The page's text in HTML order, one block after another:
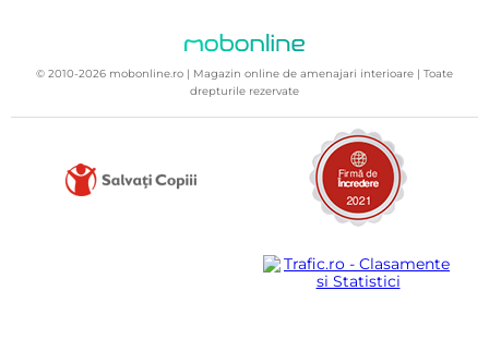
© 2010-2026 mobonline.ro | Magazin online de amenajari interioare | Toate
drepturile rezervate